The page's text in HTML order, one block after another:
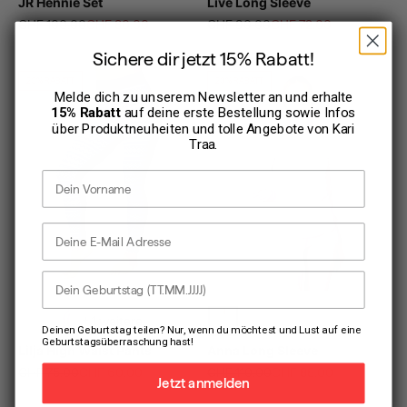
Regulärer Preis
CHF 100.00Angebot
CHF 80.00 Regulärer Preis
CHF 90.00Angebot
CHF 72.00
Lilja High Waist Pants
Sichere dir jetzt 15% Rabatt!
Melde dich zu unserem Newsletter an und erhalte
15% Rabatt auf deine erste Bestellung sowie Infos
über Produktneuheiten und tolle Angebote von Kari
Traa.
E-Mail Adresse
Dein Geburtstag
Deinen Geburtstag teilen? Nur, wenn du möchtest und Lust auf eine
Geburtstagsüberraschung hast!
Jetzt anmelden